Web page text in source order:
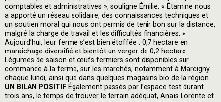
comptables et administratives », souligne Émilie. « Étamine nous
a apporté un réseau solidaire, des connaissances techniques et
un soutien moral qui nous ont permis de tenir bon sur la distance,
malgré la charge de travail et les difficultés financières. »
Aujourd’hui, leur ferme s’est bien étoffée : 0,7 hectare en
maraîchage diversifié et bientôt un verger de 0,2 hectare.
Légumes de saison et œufs fermiers sont disponibles sur
commande à la ferme, sur les marchés, notamment à Marcigny
chaque lundi, ainsi que dans quelques magasins bio de la région.
UN BILAN POSITIF Également passés par l’espace test durant
trois ans, le temps de trouver le terrain adéquat, Anaïs Lorente et